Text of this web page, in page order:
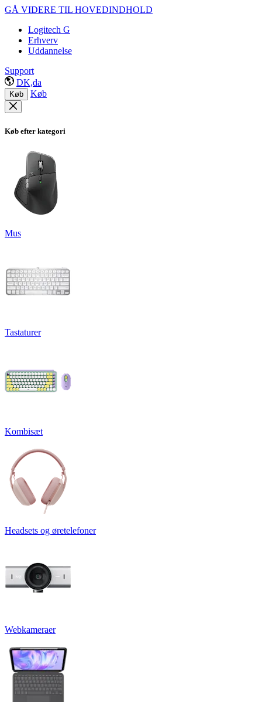
GÅ VIDERE TIL HOVEDINDHOLD
Logitech G
Erhverv
Uddannelse
Support
DK,da
Køb Køb
Køb efter kategori
Mus
Tastaturer
Kombisæt
Headsets og øretelefoner
Webkameraer